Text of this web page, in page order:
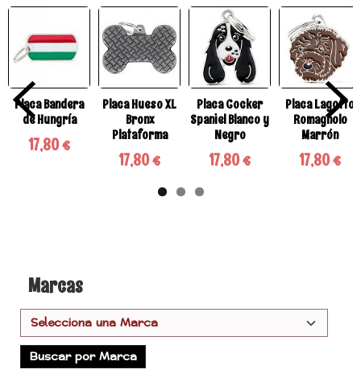
Marcas
Placa Bandera
de Hungría
17,80 €
Placa Hueso XL
Bronx
Plataforma
17,80 €
Placa Cocker
Spaniel Blanco y
Negro
17,80 €
Placa Lagotto
Romagnolo
Marrón
17,80 €